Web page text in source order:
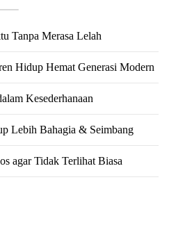
Tanpa Merasa Lelah
Hidup Hemat Generasi Modern
Kesederhanaan
Lebih Bahagia & Seimbang
agar Tidak Terlihat Biasa